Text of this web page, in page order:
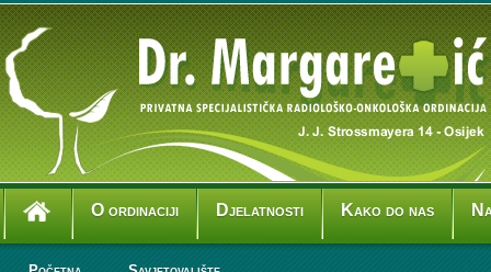
O ordinaciji Djelatnosti Kako do nas